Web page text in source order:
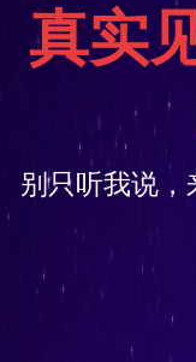
真实
别只听我说，